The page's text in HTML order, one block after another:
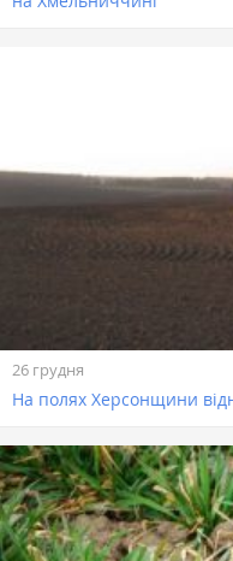
26 грудня
На полях Херсонщини